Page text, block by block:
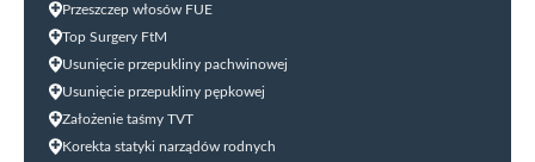
Przeszczep włosów FUE
Top Surgery FtM
Usunięcie przepukliny pachwinowej
Usunięcie przepukliny pępkowej
Założenie taśmy TVT
Korekta statyki narządów rodnych